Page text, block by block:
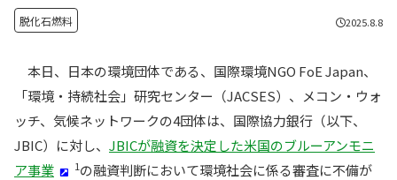
脱化石燃料 2025.8.8
本日、日本の環境団体である、国際環境NGO FoE Japan、
「環境・持続社会」研究センター（JACSES）、メコン・ウォ
ッチ、気候ネットワークの4団体は、国際協力銀行（以下、
JBIC）に対し、 JBICが融資を決定した米国のブルーアンモニ
ア事業
1の融資判断において環境社会に係る審査に不備が